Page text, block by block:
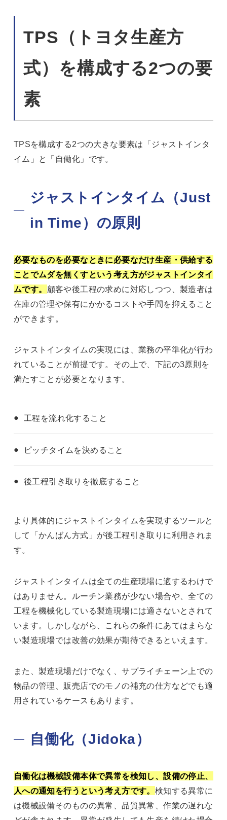
TPS（トヨタ生産方
式）を構成する2つの要
素
TPSを構成する2つの大きな要素は「ジャストインタ
イム」と「自働化」です。
ジャストインタイム（Just
in Time）の原則
必要なものを必要なときに必要なだけ生産・供給する
ことでムダを無くすという考え方がジャストインタイ
ムです。 顧客や後工程の求めに対応しつつ、製造者は
在庫の管理や保有にかかるコストや手間を抑えること
ができます。
ジャストインタイムの実現には、業務の平準化が行わ
れていることが前提です。その上で、下記の3原則を
満たすことが必要となります。
工程を流れ化すること
ピッチタイムを決めること
後工程引き取りを徹底すること
より具体的にジャストインタイムを実現するツールと
して「かんばん方式」が後工程引き取りに利用されま
す。
ジャストインタイムは全ての生産現場に適するわけで
はありません。ルーチン業務が少ない場合や、全ての
工程を機械化している製造現場には適さないとされて
います。しかしながら、これらの条件にあてはまらな
い製造現場では改善の効果が期待できるといえます。
また、製造現場だけでなく、サプライチェーン上での
物品の管理、販売店でのモノの補充の仕方などでも適
用されているケースもあります。
自働化（Jidoka）
自働化は機械設備本体で異常を検知し、設備の停止、
人への通知を行うという考え方です。 検知する異常に
は機械設備そのものの異常、品質異常、作業の遅れな